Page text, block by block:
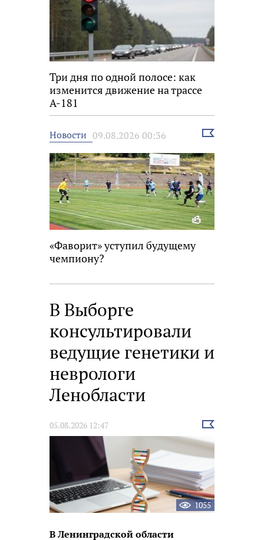
Три дня по одной полосе: как
изменится движение на трассе
А-181
Новости 09.08.2026 00:36
Выбрать
«Фаворит» уступил будущему
чемпиону?
В Выборге
консультировали
ведущие генетики и
неврологи
Ленобласти
05.08.2026 12:47
Выбрать
1055
В Ленинградской области